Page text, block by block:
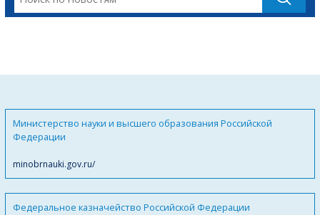
Министерство науки и высшего образования Российской
Федерации
minobrnauki.gov.ru/
Федеральное казначейство Российской Федерации